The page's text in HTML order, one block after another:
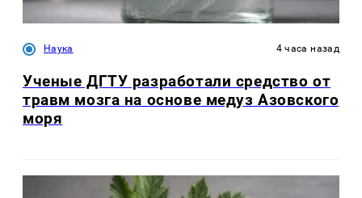
Наука 4 часа назад
Ученые ДГТУ разработали средство от
травм мозга на основе медуз Азовского
моря